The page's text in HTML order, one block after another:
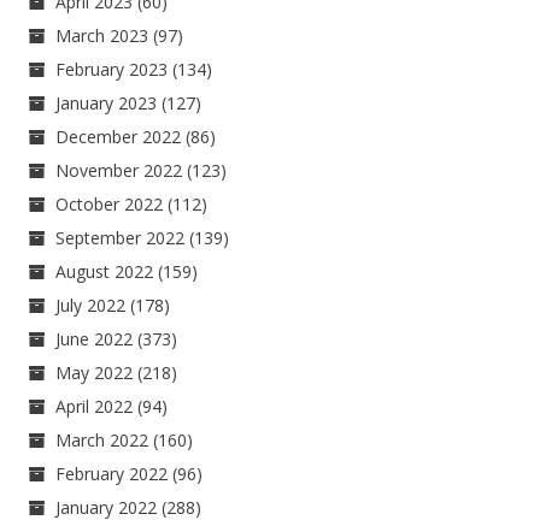
March 2023 (97)
February 2023 (134)
January 2023 (127)
December 2022 (86)
November 2022 (123)
October 2022 (112)
September 2022 (139)
August 2022 (159)
July 2022 (178)
June 2022 (373)
May 2022 (218)
April 2022 (94)
March 2022 (160)
February 2022 (96)
January 2022 (288)